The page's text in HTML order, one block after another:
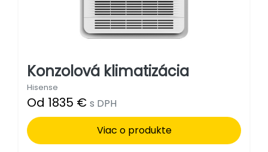
Konzolová klimatizácia
Hisense
Od 1835 € s DPH
Viac o produkte